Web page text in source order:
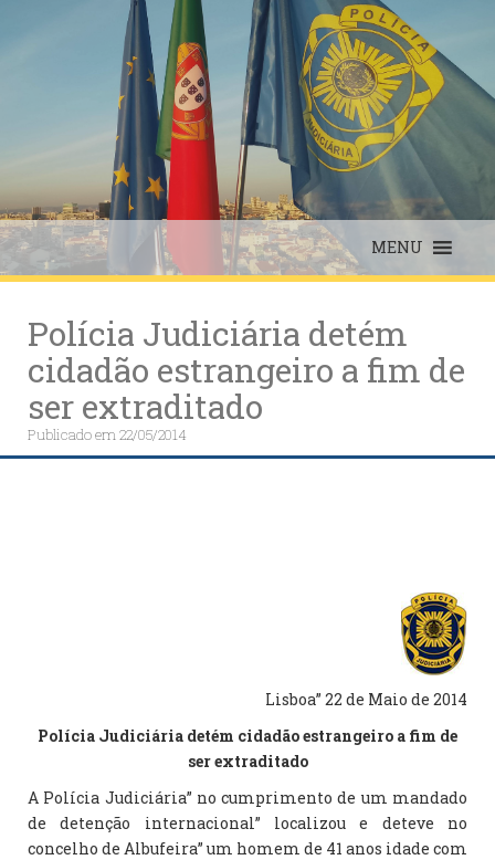
MENU
Polícia Judiciária detém
cidadão estrangeiro a fim de
ser extraditado
Publicado em22/05/2014
Lisboa” 22 de Maio de 2014
Polícia Judiciária detém cidadão estrangeiro a fim de
ser extraditado
A Polícia Judiciária” no cumprimento de um mandado
de detenção internacional” localizou e deteve no
concelho de Albufeira” um homem de 41 anos idade com